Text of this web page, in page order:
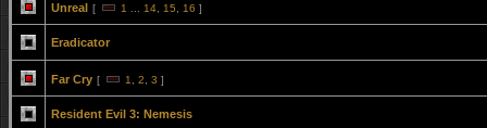
Unreal [ 1 14 15 16 ]
Eradicator
Far Cry [ 1 2 3 ]
Resident Evil 3: Nemesis